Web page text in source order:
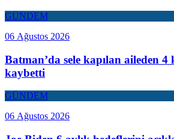
GÜNDEM
06 Ağustos 2026
Batman’da sele kapılan aileden 4
kaybetti
GÜNDEM
06 Ağustos 2026